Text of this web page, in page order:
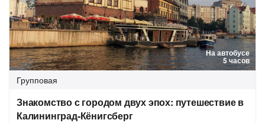
На автобусе
5 часов
Групповая
Знакомство с городом двух эпох: путешествие в
Калининград-Кёнигсберг